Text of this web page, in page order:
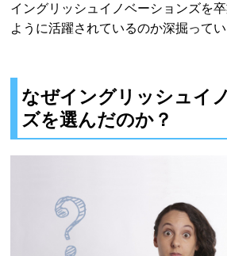
イングリッシュイノベーションズを
ように活躍されているのか深掘って
なぜイングリッシュイ
ズを選んだのか？